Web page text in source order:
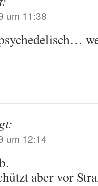
um 11:38
um 12:14
aber vor